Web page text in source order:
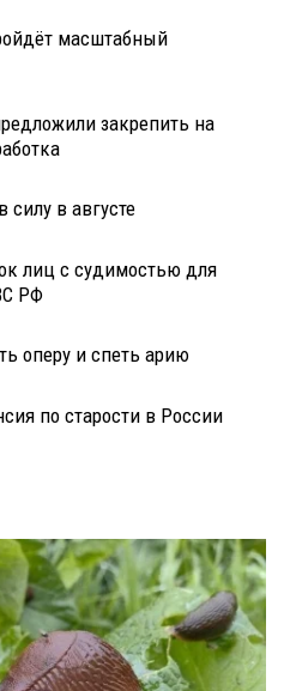
масштабный
закрепить на
в августе
лиц с судимостью для
РФ
оперу и спеть арию
по старости в России